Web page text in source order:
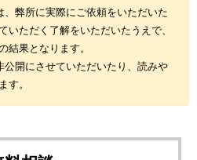
弊所に実際にご依頼をいただいた
いただく了解をいただいたうえで、
結果となります。
開にさせていただいたり、読みや
す。